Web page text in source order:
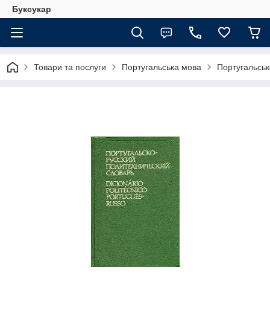
Буксукар
Товари та послуги Португальська мова